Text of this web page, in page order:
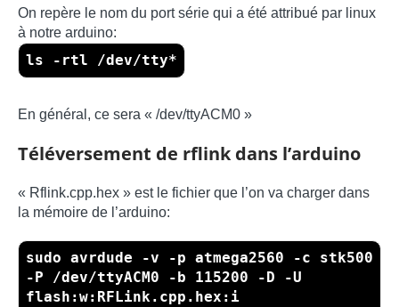
On repère le nom du port série qui a été attribué par linux
à notre arduino:
ls -rtl /dev/tty*
En général, ce sera « /dev/ttyACM0 »
Téléversement de rflink dans l’arduino
« Rflink.cpp.hex » est le fichier que l’on va charger dans
la mémoire de l’arduino:
sudo avrdude -v -p atmega2560 -c stk500
-P /dev/ttyACM0 -b 115200 -D -U
flash:w:RFLink.cpp.hex:i